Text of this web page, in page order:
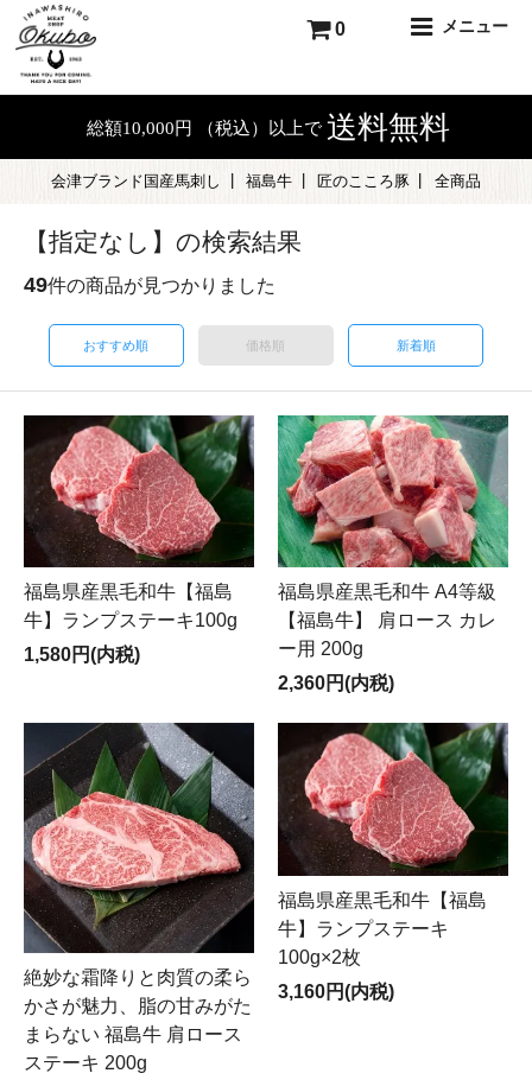
メニュー
0
総額10,000円 （税込）以上で 送料無料
会津ブランド国産馬刺し 福島牛 匠のこころ豚 全商品
【指定なし】の検索結果
49件の商品が見つかりました
おすすめ順 価格順 新着順
福島県産黒毛和牛【福島
牛】ランプステーキ100g
1,580円(内税)
福島県産黒毛和牛 A4等級
【福島牛】 肩ロース カレ
ー用 200g
2,360円(内税)
絶妙な霜降りと肉質の柔ら
かさが魅力、脂の甘みがた
まらない 福島牛 肩ロース
ステーキ 200g
福島県産黒毛和牛【福島
牛】ランプステーキ
100g×2枚
3,160円(内税)